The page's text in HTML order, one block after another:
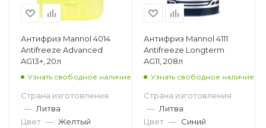
Антифриз Mannol 4014
Antifreeze Advanced
AG13+, 20л
Узнать свободное наличие
Страна изготовления
— Литва
Цвет — Желтый
Антифриз Mannol 4111
Antifreeze Longterm
AG11, 208л
Узнать свободное наличие
Страна изготовления
— Литва
Цвет — Синий